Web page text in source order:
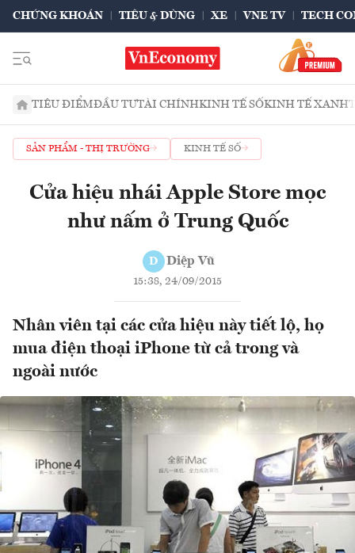
CHỨNG KHOÁN TIÊU & DÙNG XE VNE TV TECH
TIÊU ĐIỂMĐẦU TƯTÀI CHÍNHKINH TẾ SỐKINH TẾ XANH
SẢN PHẨM - THỊ TRƯỜNG KINH TẾ SỐ
Cửa hiệu nhái Apple Store mọc
như nấm ở Trung Quốc
D Diệp Vũ
15:38, 24/09/2015
Nhân viên tại các cửa hiệu này tiết lộ, họ
mua điện thoại iPhone từ cả trong và
ngoài nước